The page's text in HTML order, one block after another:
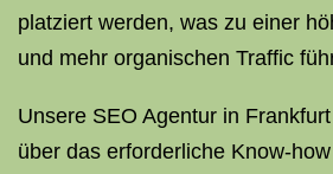
platziert werden, was zu einer
und mehr organischen Traffic
Unsere SEO Agentur in
über das erforderliche Know-